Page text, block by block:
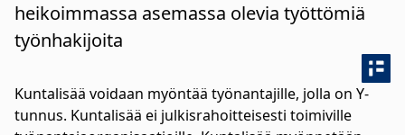
heikoimmassa asemassa olevia työttömiä
työnhakijoita
Kuntalisää voidaan myöntää työnantajille, jolla on Y-
tunnus. Kuntalisää ei julkisrahoitteisesti toimiville